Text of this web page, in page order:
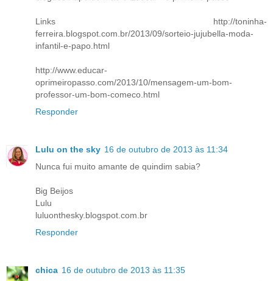
Links http://toninha-
ferreira.blogspot.com.br/2013/09/sorteio-jujubella-moda-
infantil-e-papo.html
http://www.educar-
oprimeiropasso.com/2013/10/mensagem-um-bom-
professor-um-bom-comeco.html
Responder
Lulu on the sky 16 de outubro de 2013 às 11:34
Nunca fui muito amante de quindim sabia?
Big Beijos
Lulu
luluonthesky.blogspot.com.br
Responder
chica 16 de outubro de 2013 às 11:35